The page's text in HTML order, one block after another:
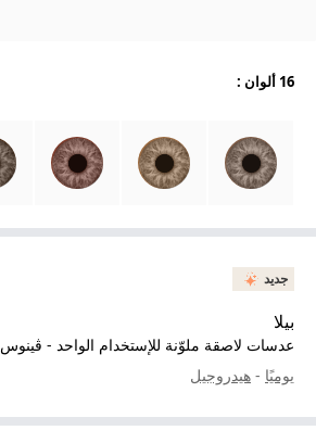
جديد
بيلا
عدسات لاصقة ملوّنة للإستخدام الواحد - ڤينوس
يوميًا - هيدروجيل
16 ألوان :